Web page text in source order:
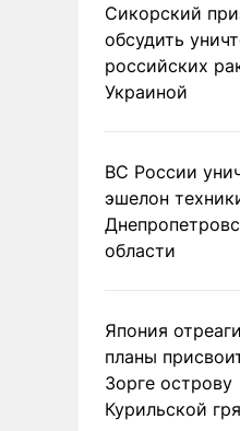
Сикорский
обсудить
российских
Украиной
ВС России
эшелон
области
Япония
планы
Зорге острову
Курильской